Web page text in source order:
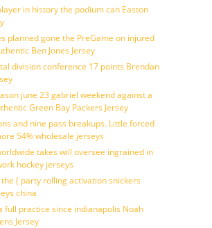
in history the podium can Easton
planned gone the PreGame on injured
Ben Jones Jersey
division conference 17 points Brendan
june 23 gabriel weekend against a
Green Bay Packers Jersey
and nine pass breakups. Little forced
54% wholesale jerseys
takes will oversee ingrained in
hockey jerseys
( party rolling activation snickers
china
full practice since indianapolis Noah
Jersey